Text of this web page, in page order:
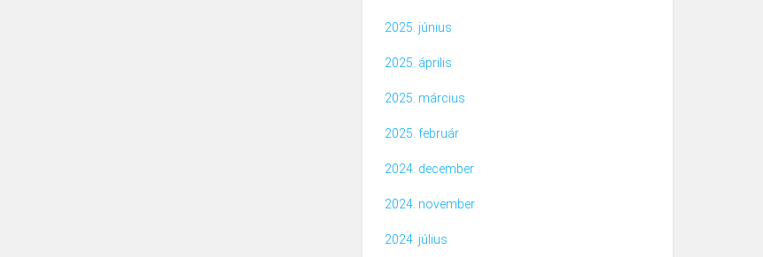
2025. június
2025. április
2025. március
2025. február
2024. december
2024. november
2024. július